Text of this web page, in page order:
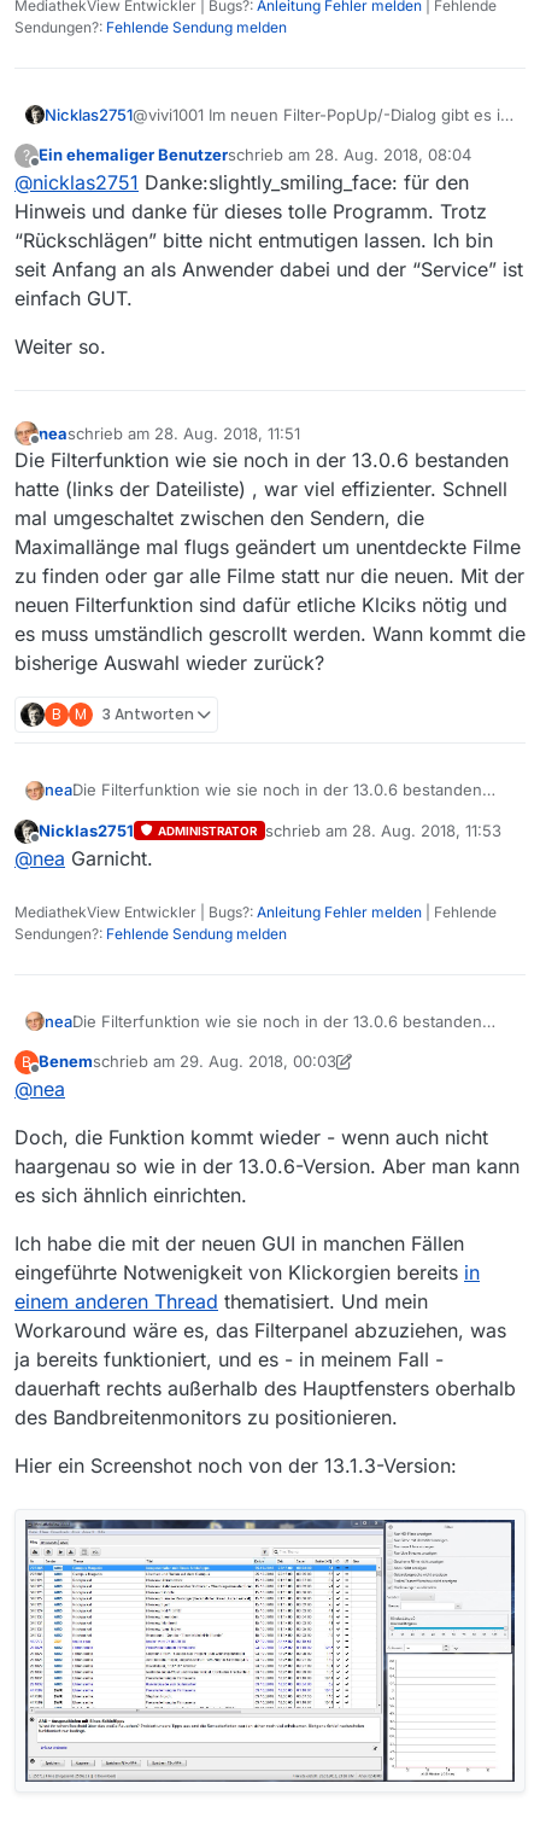
MediathekView Entwickler | Bugs?: Anleitung Fehler melden | Fehlende
Sendungen?: Fehlende Sendung melden
Nicklas2751@vivi1001 Im neuen Filter-PopUp/-Dialog gibt es im
https://mediathekview.de/images/news/mediathek
view-13_2-filter-dialog.png
?
Offline
Ein ehemaliger Benutzerschrieb am 28. Aug. 2018, 08:04
zuletzt editiert von
@nicklas2751 Danke:slightly_smiling_face: für den
Hinweis und danke für dieses tolle Programm. Trotz
“Rückschlägen” bitte nicht entmutigen lassen. Ich bin
seit Anfang an als Anwender dabei und der “Service” ist
einfach GUT.
Weiter so.
Offline
neaschrieb am 28. Aug. 2018, 11:51
zuletzt editiert von
Die Filterfunktion wie sie noch in der 13.0.6 bestanden
hatte (links der Dateiliste) , war viel effizienter. Schnell
mal umgeschaltet zwischen den Sendern, die
Maximallänge mal flugs geändert um unentdeckte Filme
zu finden oder gar alle Filme statt nur die neuen. Mit der
neuen Filterfunktion sind dafür etliche Klciks nötig und
es muss umständlich gescrollt werden. Wann kommt die
bisherige Auswahl wieder zurück?
B M 3 Antworten
neaDie Filterfunktion wie sie noch in der 13.0.6 bestanden
umgeschaltet zwischen den Sendern, die Maximallänge
mal flugs geändert um unentdeckte Filme zu finden oder
Filterfunktion sind dafür etliche Klciks nötig und es muss
umständlich gescrollt werden. Wann kommt die bisherige
Offline
Nicklas2751 ADMINISTRATOR schrieb am 28. Aug. 2018, 11:53
zuletzt editiert von
@nea Garnicht.
MediathekView Entwickler | Bugs?: Anleitung Fehler melden | Fehlende
Sendungen?: Fehlende Sendung melden
neaDie Filterfunktion wie sie noch in der 13.0.6 bestanden
umgeschaltet zwischen den Sendern, die Maximallänge
Filterfunktion sind dafür etliche Klciks nötig und es muss
umständlich gescrollt werden. Wann kommt die bisherige
B Benemschrieb am 29. Aug. 2018, 00:03
zuletzt editiert von Benem
@nea
Doch, die Funktion kommt wieder - wenn auch nicht
haargenau so wie in der 13.0.6-Version. Aber man kann
es sich ähnlich einrichten.
Ich habe die mit der neuen GUI in manchen Fällen
eingeführte Notwenigkeit von Klickorgien bereits in
einem anderen Thread thematisiert. Und mein
Workaround wäre es, das Filterpanel abzuziehen, was
ja bereits funktioniert, und es - in meinem Fall -
dauerhaft rechts außerhalb des Hauptfensters oberhalb
des Bandbreitenmonitors zu positionieren.
Hier ein Screenshot noch von der 13.1.3-Version: